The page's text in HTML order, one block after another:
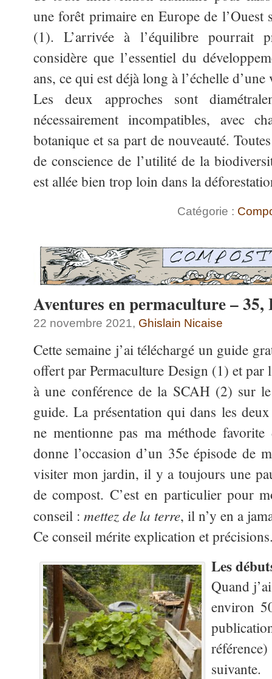
une forêt primaire en Europe de l’Ouest
(1). L’arrivée à l’équilibre pourrait
considère que l’essentiel du
ans, ce qui est déjà long à l’échelle
Les deux approches sont
nécessairement incompatibles, avec
botanique et sa part de nouveauté.
de conscience de l’utilité de la
est allée bien trop loin dans la
Catégorie :
Aventures en permaculture – 35,
22 novembre 2021, Ghislain Nicaise
Cette semaine j’ai téléchargé un guide
offert par Permaculture Design (1) et par
à une conférence de la SCAH (2) sur
guide. La présentation qui dans les
ne mentionne pas ma méthode
donne l’occasion d’un 35e épisode de
visiter mon jardin, il y a toujours une
de compost. C’est en particulier pour
conseil : mettez de la terre, il n’y en a
Ce conseil mérite explication et
Les
Quand
environ
suivante.